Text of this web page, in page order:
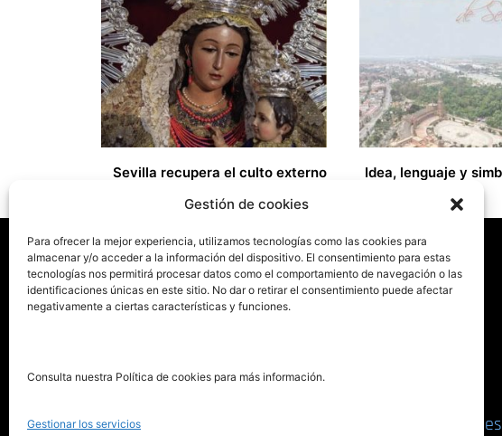
Gestión de cookies
Para ofrecer la mejor experiencia, utilizamos tecnologías como las cookies para
almacenar y/o acceder a la información del dispositivo. El consentimiento para estas
tecnologías nos permitirá procesar datos como el comportamiento de navegación o las
identificaciones únicas en este sitio. No dar o retirar el consentimiento puede afectar
negativamente a ciertas características y funciones.
Consulta nuestra Política de cookies para más información.
Gestionar los servicios
Sevilla recupera el culto externo
pionero de autoedición
911 413 306
La editorial
Servicios editoriales